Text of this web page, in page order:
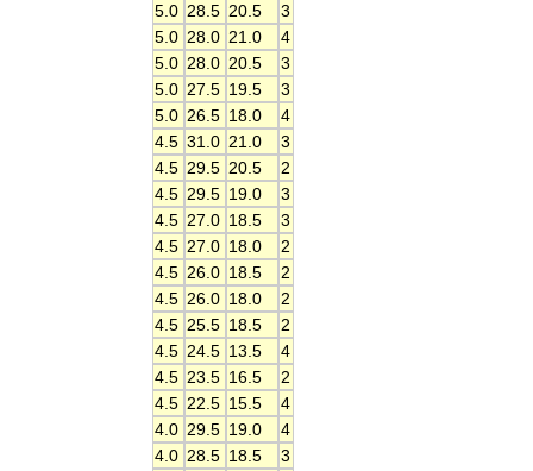
5.0 28.5 20.5
3
5.0 28.0 21.0
4
5.0 28.0 20.5
3
5.0 27.5 19.5
3
5.0 26.5 18.0
4
4.5 31.0 21.0
3
4.5 29.5 20.5
2
4.5 29.5 19.0
3
4.5 27.0 18.5
3
4.5 27.0 18.0
2
4.5 26.0 18.5
2
4.5 26.0 18.0
2
4.5 25.5 18.5
2
4.5 24.5 13.5
4
4.5 23.5 16.5
2
4.5 22.5 15.5
4
4.0 29.5 19.0
4
4.0 28.5 18.5
3